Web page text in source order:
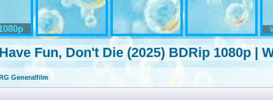
Fun, Don't Die (2025) BDRip 1080p |
Generalfilm